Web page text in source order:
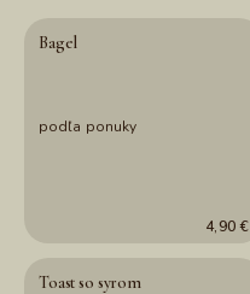
Bagel
podľa ponuky
4,90 €
Toast so syrom